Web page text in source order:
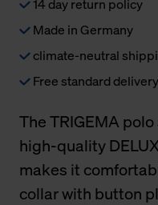
14 day return policy
Made in Germany
climate-neutral
Free standard
The TRIGEMA
high-quality
makes it
collar with button